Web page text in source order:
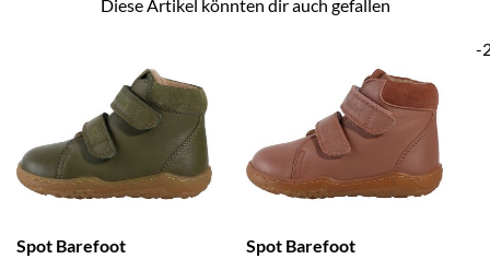
Diese Artikel könnten dir auch gefallen
Spot Barefoot
Spot Barefoot
-